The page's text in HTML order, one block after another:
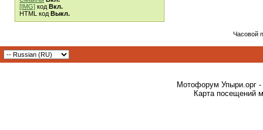
[IMG] код Вкл.
HTML код Выкл.
Часовой
Мотофорум Упыри.орг -
Карта посещений